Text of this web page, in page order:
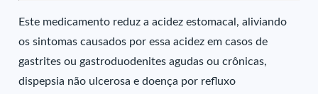
Este medicamento reduz a acidez estomacal, aliviando
os sintomas causados por essa acidez em casos de
gastrites ou gastroduodenites agudas ou crônicas,
dispepsia não ulcerosa e doença por refluxo